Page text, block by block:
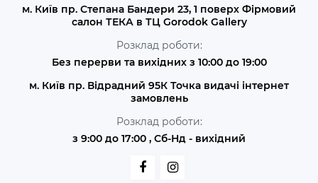
м. Київ пр. Степана Бандери 23, 1 поверх Фірмовий
салон ТЕКА в ТЦ Gorodok Gallery
Розклад роботи:
Без перерви та вихідних з 10:00 до 19:00
м. Київ пр. Відрадний 95К Точка видачі інтернет
замовлень
Розклад роботи:
з 9:00 до 17:00 , Сб-Нд - вихідний